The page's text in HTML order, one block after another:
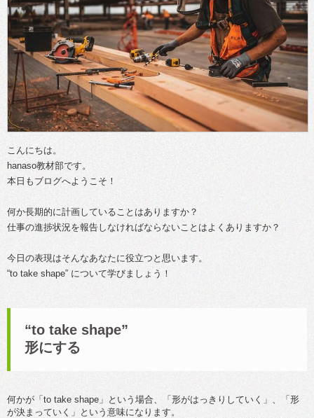
こんにちは。
hanaso教材部です。
本日もブログへようこそ！
何か長期的に計画していることはありますか？
仕事の進捗状況を報告しなければならないことはよくありますか？
今日の表現はそんなあなたに役立つと思います。
“to take shape” について学びましょう！
“to take shape”
形にする
何かが「to take shape」という場合、「形がはっきりしていく」、「形
が決まっていく」という意味になります。